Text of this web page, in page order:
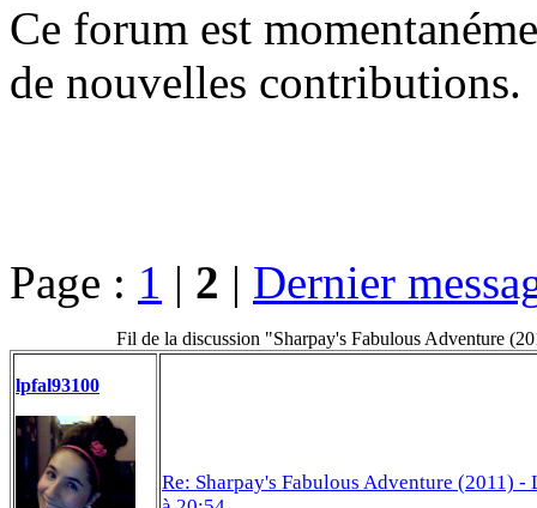
Ce forum est
de nouvelles contributions.
Page : 1 | 2 | Dernier
Fil de la discussion "Sharpay's Fabulous Adventure
lpfal93100
Re: Sharpay's Fabulous Adventure (2011) -